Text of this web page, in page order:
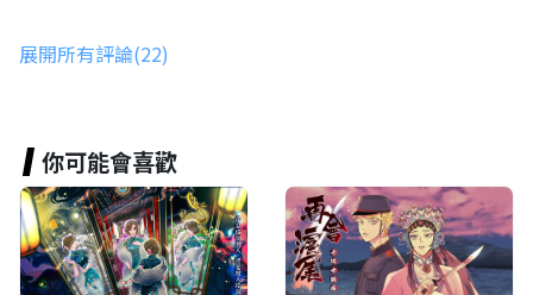
syuan5731
結合在地歷史,寓教於樂
很棒的遊戲
dorahsieh25
展開所有評論(22)
你可能會喜歡